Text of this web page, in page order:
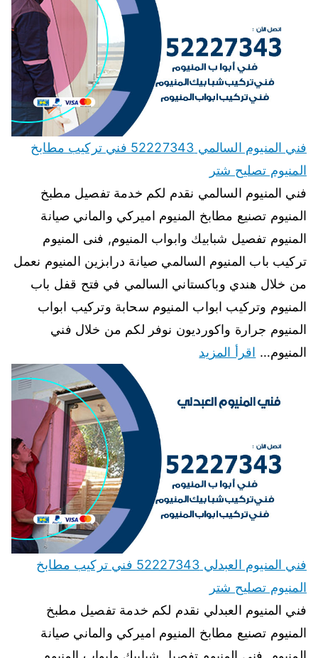
فني المنيوم السالمي 52227343 فني تركيب مطابخ
المنيوم تصليح شتر
فني المنيوم السالمي نقدم لكم خدمة تفصيل مطبخ
المنيوم تصنيع مطابخ المنيوم اميركي والماني صيانة
المنيوم تفصيل شبابيك وابواب المنيوم, فنى المنيوم
تركيب باب المنيوم السالمي صيانة درابزين المنيوم نعمل
من خلال هندي وباكستاني السالمي في فتح قفل باب
المنيوم وتركيب ابواب المنيوم سحابة وتركيب ابواب
المنيوم جرارة واكورديون نوفر لكم من خلال فني
المنيوم… اقرأ المزيد
فني المنيوم العبدلي 52227343 فني تركيب مطابخ
المنيوم تصليح شتر
فني المنيوم العبدلي نقدم لكم خدمة تفصيل مطبخ
المنيوم تصنيع مطابخ المنيوم اميركي والماني صيانة